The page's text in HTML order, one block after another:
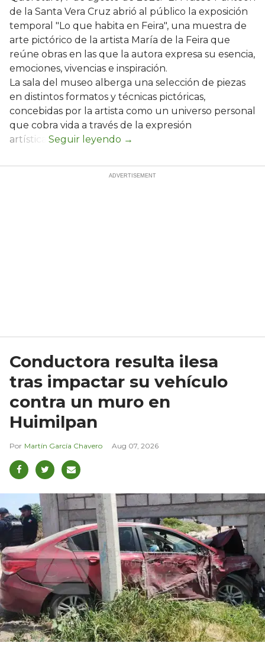
de la Santa Vera Cruz abrió al público la exposición
temporal "Lo que habita en Feira", una muestra de
arte pictórico de la artista María de la Feira que
reúne obras en las que la autora expresa su esencia,
emociones, vivencias e inspiración.
La sala del museo alberga una selección de piezas
en distintos formatos y técnicas pictóricas,
concebidas por la artista como un universo personal
que cobra vida a través de la expresión
artística.
Conductora resulta ilesa
tras impactar su vehículo
contra un muro en
Huimilpan
Martín García Chavero Aug 07, 2026